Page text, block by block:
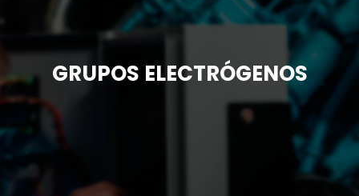
GRUPOS ELECTRÓGENOS